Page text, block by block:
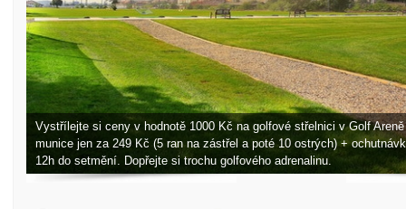
Vystřílejte si ceny v hodnotě 1000 Kč na golfové střelnici v Golf
munice jen za 249 Kč (5 ran na zástřel a poté 10 ostrých) +
12h do setmění. Dopřejte si trochu golfového adrenalinu.